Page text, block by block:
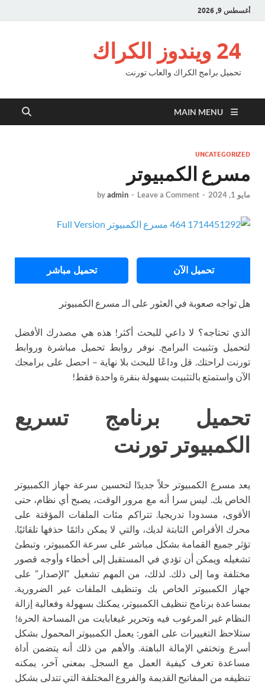
أغسطس 9, 2026
24 ويندوز الكراك
تحميل برامج الكراك والعاب تورنت
MAIN MENU
UNCATEGORIZED
مسرع الكمبيوتر
مايو 1, 2024 -
byadmin - Leave a Comment
تحميل الآن تحميل مباشر
هل تواجه صعوبة في العثور على الـ مسرع الكمبيوتر
الذي تحتاجه؟ لا داعي للبحث أكثر! هذه هي مصدرك الأفضل
لتحميل وتثبيت البرامج. نوفر روابط تحميل مباشرة وروابط
تورنت لراحتك. قل وداعًا للبحث بلا نهاية – احصل على برامجك
الآن واستمتع بالتثبيت بسهولة بنقرة واحدة فقط!
تحميل برنامج تسريع
الكمبيوتر تورنت
يعد مسرع الكمبيوتر حلاً جديدًا لتحسين سرعة جهاز الكمبيوتر
الخاص بك. ليس سرا أنه مع مرور الوقت، يصبح أي نظام، حتى
الأقوى، مسدودا تدريجيا. تتراكم مئات الملفات المؤقتة على
محرك الأقراص الثابتة لديك، والتي لا يمكن دائمًا حذفها تلقائيًا.
تؤثر جميع القمامة بشكل مباشر على سرعة الكمبيوتر، وتبطئ
تشغيله ويمكن أن تؤدي في المستقبل إلى أخطاء وأوجه قصور
مختلفة وما إلى ذلك. لذلك، من المهم تشغيل “الإصدار” على
جهاز الكمبيوتر الخاص بك وتنظيف الملفات غير الضرورية.
بمساعدة برنامج تنظيف الكمبيوتر، يمكنك بسهولة وفعالية إزالة
النظام غير المرغوب فيه وتحرير غيغابايت من المساحة الحرة!
ستلاحظ التغييرات على الفور: يعمل الكمبيوتر المحمول بشكل
أسرع وتختفي الإمالة الباهتة. والأهم من ذلك أنه يتضمن أداة
مساعدة تعرف كيفية العمل مع السجل. بمعنى آخر، يمكنه
تنظيفه من المفاتيح القديمة والفروع المختلفة التي تتدلى بشكل